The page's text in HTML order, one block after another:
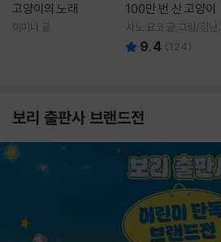
고양이의 노래
이미나 글
100만 번 산 고양이
사노 요코 글,그림/김난주
역 9.4 (124)
보리 출판사 브랜드전